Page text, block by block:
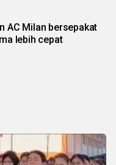
AC Milan bersepakat
lebih cepat